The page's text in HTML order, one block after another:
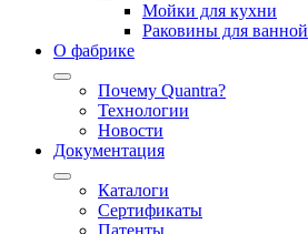
Мойки для кухни
Раковины для ванной
О фабрике
Почему Quantra?
Технологии
Новости
Документация
Каталоги
Сертификаты
Патенты